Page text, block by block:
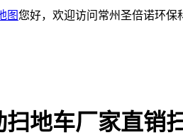
图您好，欢迎访问常州圣倍诺环保
地车厂家直销